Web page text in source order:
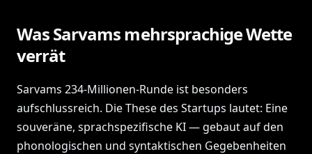
Was Sarvams mehrsprachige Wette
verrät
Sarvams 234-Millionen-Runde ist besonders
aufschlussreich. Die These des Startups lautet: Eine
souveräne, sprachspezifische KI — gebaut auf den
phonologischen und syntaktischen Gegebenheiten